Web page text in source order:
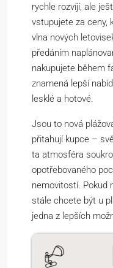
rychle rozvíjí, ale
vstupujete za ceny,
vlna nových
předáním
nakupujete během
znamená lepší
lesklé a hotové.
Jsou to nová
přitahují kupce –
ta atmosféra
opotřebovaného
nemovitostí. Pokud
stále chcete být u
jedna z lepších